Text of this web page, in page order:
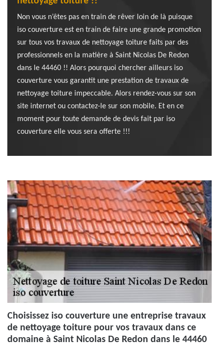
Non vous n’êtes pas en train de rêver loin de là puisque
iso couverture est en train de faire une grande promotion
sur tous vos travaux de nettoyage toiture faits par des
professionnels en la matière à Saint Nicolas De Redon
dans le 44460 !! Alors pourquoi chercher ailleurs iso
couverture vous garantit une prestation de travaux de
nettoyage toiture impeccable. Alors rendez-vous sur son
site internet ou contactez-le sur son mobile. Et en ce
moment pour toute demande de devis fait par iso
couverture elle vous sera offerte !!!
Choisissez iso couverture une entreprise travaux
de nettoyage toiture pour vos travaux dans ce
domaine à Saint Nicolas De Redon dans le 44460